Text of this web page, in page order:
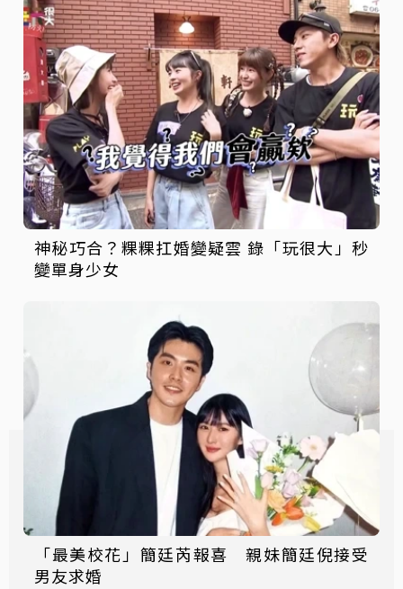
神秘巧合？粿粿扛婚變疑雲 錄「玩很大」秒
變單身少女
「最美校花」簡廷芮報喜 親妹簡廷倪接受
男友求婚